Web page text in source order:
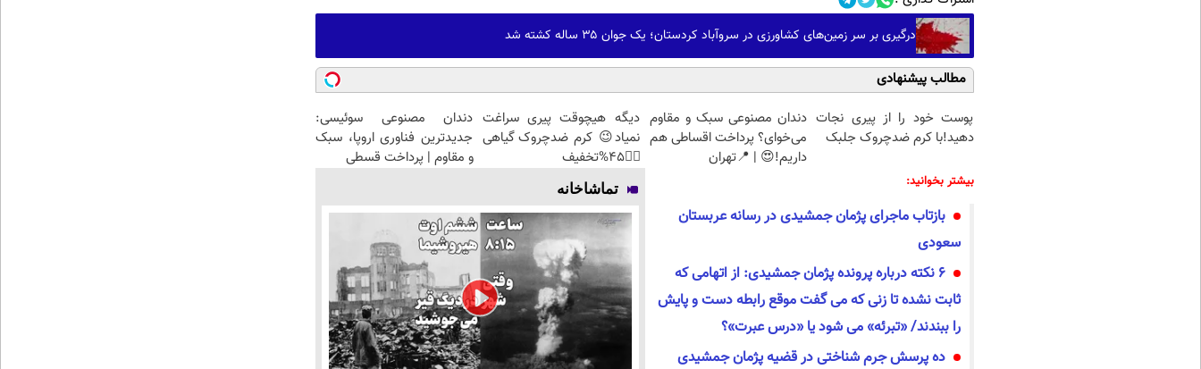
درگیری بر سر زمین‌های کشاورزی در سروآباد کردستان؛ یک جوان ۳۵ ساله کشته شد
مطالب پیشنهادی
پوست خود را از پیری نجات
دهید!با کرم ضدچروک جلبک
دندان مصنوعی سبک و مقاوم
می‌خوای؟ پرداخت اقساطی هم
داریم!😍 | 📍تهران
دیگه هیچوقت پیری سراغت
نمیاد😉 کرم ضدچروک گیاهی
👈🏻45%تخفیف
دندان مصنوعی سوئیسی:
جدیدترین فناوری اروپا، سبک
و مقاوم | پرداخت قسطی
بیشتر بخوانید:
بازتاب ماجرای پژمان جمشیدی در رسانه عربستان
سعودی
6 نکته درباره پرونده پژمان جمشیدی: از اتهامی که
ثابت نشده تا زنی که می گفت موقع رابطه دست و پایش
را ببندند/ «تبرئه» می شود یا «درس عبرت»؟
ده پرسش جرم شناختی در قضیه پژمان جمشیدی
تماشاخانه